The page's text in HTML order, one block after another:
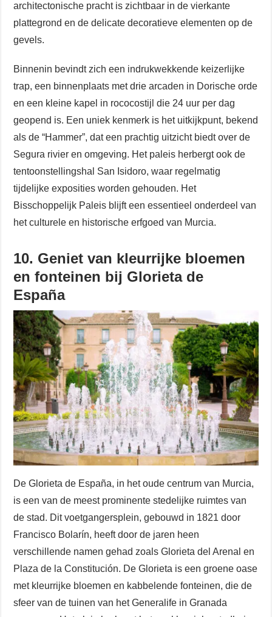
architectonische pracht is zichtbaar in de vierkante
plattegrond en de delicate decoratieve elementen op de
gevels.
Binnenin bevindt zich een indrukwekkende keizerlijke
trap, een binnenplaats met drie arcaden in Dorische orde
en een kleine kapel in rococostijl die 24 uur per dag
geopend is. Een uniek kenmerk is het uitkijkpunt, bekend
als de “Hammer”, dat een prachtig uitzicht biedt over de
Segura rivier en omgeving. Het paleis herbergt ook de
tentoonstellingshal San Isidoro, waar regelmatig
tijdelijke exposities worden gehouden. Het
Bisschoppelijk Paleis blijft een essentieel onderdeel van
het culturele en historische erfgoed van Murcia.
10. Geniet van kleurrijke bloemen
en fonteinen bij Glorieta de
España
De Glorieta de España, in het oude centrum van Murcia,
is een van de meest prominente stedelijke ruimtes van
de stad. Dit voetgangersplein, gebouwd in 1821 door
Francisco Bolarín, heeft door de jaren heen
verschillende namen gehad zoals Glorieta del Arenal en
Plaza de la Constitución. De Glorieta is een groene oase
met kleurrijke bloemen en kabbelende fonteinen, die de
sfeer van de tuinen van het Generalife in Granada